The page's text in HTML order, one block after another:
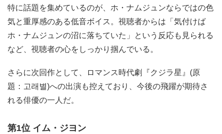
特に話題を集めているのが、ホ・ナムジュンならではの色
気と重厚感のある低音ボイス。視聴者からは「気付けば
ホ・ナムジュンの沼に落ちていた」という反応も見られる
など、視聴者の心をしっかり掴んでいる。
さらに次回作として、ロマンス時代劇『クジラ星』(原
題：고래별)への出演も控えており、今後の飛躍が期待さ
れる俳優の一人だ。
第1位 イム・ジヨン